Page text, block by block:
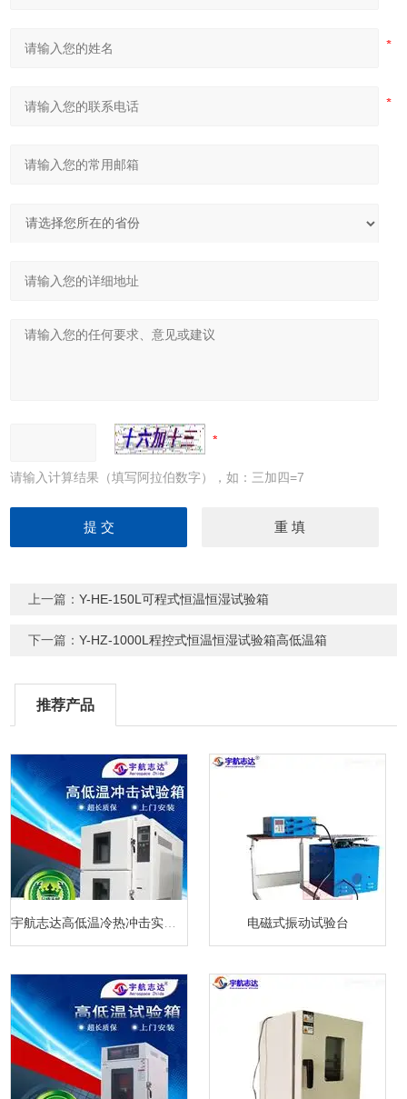
请输入计算结果（填写阿拉伯数字），如：三加四=7
上一篇：Y-HE-150L可程式恒温恒湿试验箱
下一篇：Y-HZ-1000L程控式恒温恒湿试验箱高低温箱
推荐产品
电磁式振动试验台